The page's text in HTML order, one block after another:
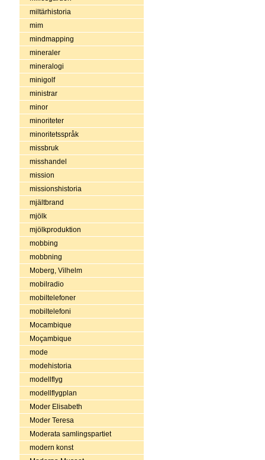
miltärhistoria
mim
mindmapping
mineraler
mineralogi
minigolf
ministrar
minor
minoriteter
minoritetsspråk
missbruk
misshandel
mission
missionshistoria
mjältbrand
mjölk
mjölkproduktion
mobbing
mobbning
Moberg, Vilhelm
mobilradio
mobiltelefoner
mobiltelefoni
Mocambique
Moçambique
mode
modehistoria
modellflyg
modellflygplan
Moder Elisabeth
Moder Teresa
Moderata samlingspartiet
modern konst